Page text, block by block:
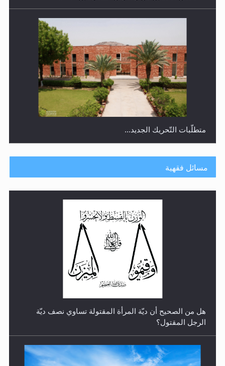
متطلَّبات التّحريك الجديد...
رأيٌ في لغة المسيح الموعود عليه السلام.. 4...
مسائل فقهية
هل من الصحيح أن ديّة المرأة المقتولة تساوي نصف ديّة
الرجل المقتول؟